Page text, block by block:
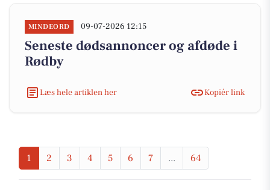
MINDEORD 09-07-2026 12:15
Seneste dødsannoncer og afdøde i
Rødby
Læs hele artiklen her Kopiér link
1 2 3 4 5 6 7 ... 64